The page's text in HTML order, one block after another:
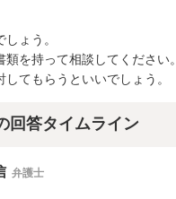
ょう。
を持って相談してください。
てもらうといいでしょう。
回答タイムライン
弁護士